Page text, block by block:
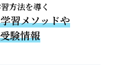
方法を導く
習メソッドや
験情報